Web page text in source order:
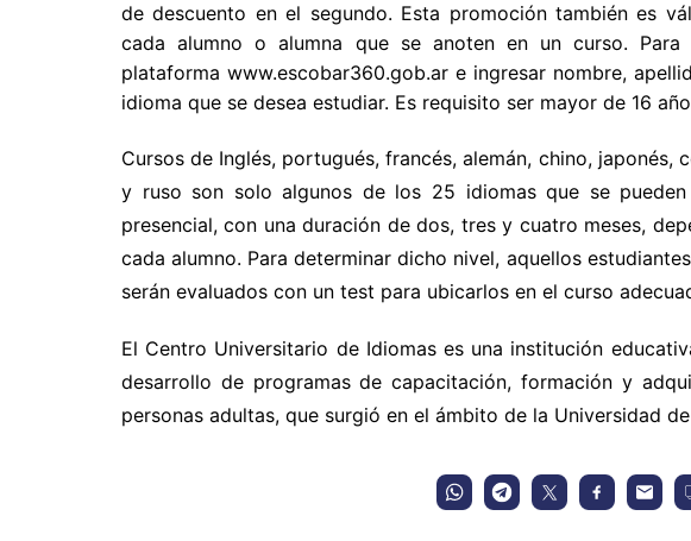
de descuento en el segundo. Esta promoción también es
cada alumno o alumna que se anoten en un curso.
plataforma www.escobar360.gob.ar e ingresar nombre,
idioma que se desea estudiar. Es requisito ser mayor de 16
Cursos de Inglés, portugués, francés, alemán, chino, japonés,
y ruso son solo algunos de los 25 idiomas que se
presencial, con una duración de dos, tres y cuatro meses,
cada alumno. Para determinar dicho nivel, aquellos
serán evaluados con un test para ubicarlos en el curso
El Centro Universitario de Idiomas es una institución
desarrollo de programas de capacitación, formación y
personas adultas, que surgió en el ámbito de la Universidad